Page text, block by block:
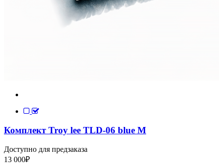
Комплект Troy lee TLD-06 blue M
Доступно для предзаказа
13 000₽